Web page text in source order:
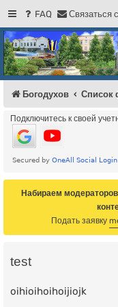
FAQ Связаться с
Регистрация
Форум
Богодухов
Богодухов Список
Подключитесь к своей
Набираем
Подать заявку
test
oihioihoihoijiojk